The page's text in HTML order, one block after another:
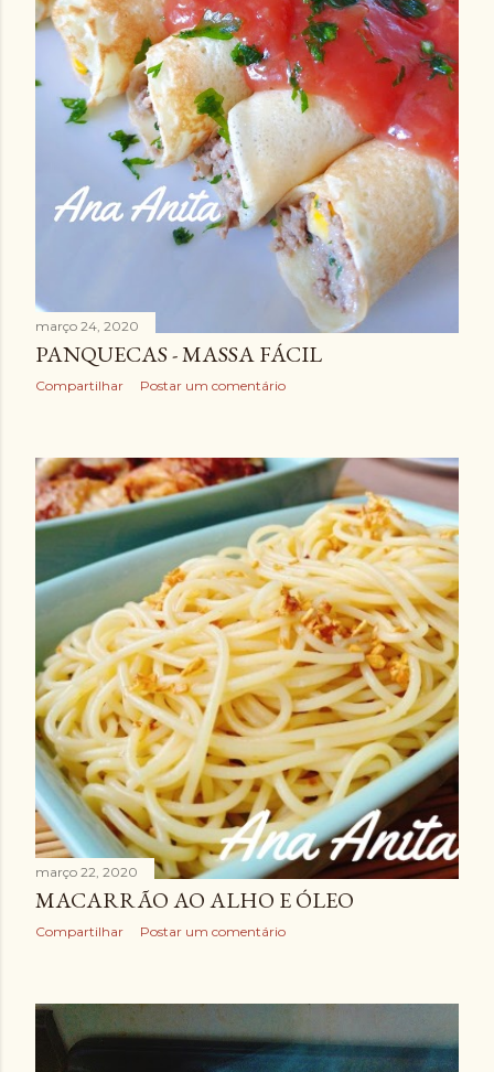
março 24, 2020
PANQUECAS - MASSA FÁCIL
Compartilhar Postar um comentário
março 22, 2020
MACARRÃO AO ALHO E ÓLEO
Compartilhar Postar um comentário